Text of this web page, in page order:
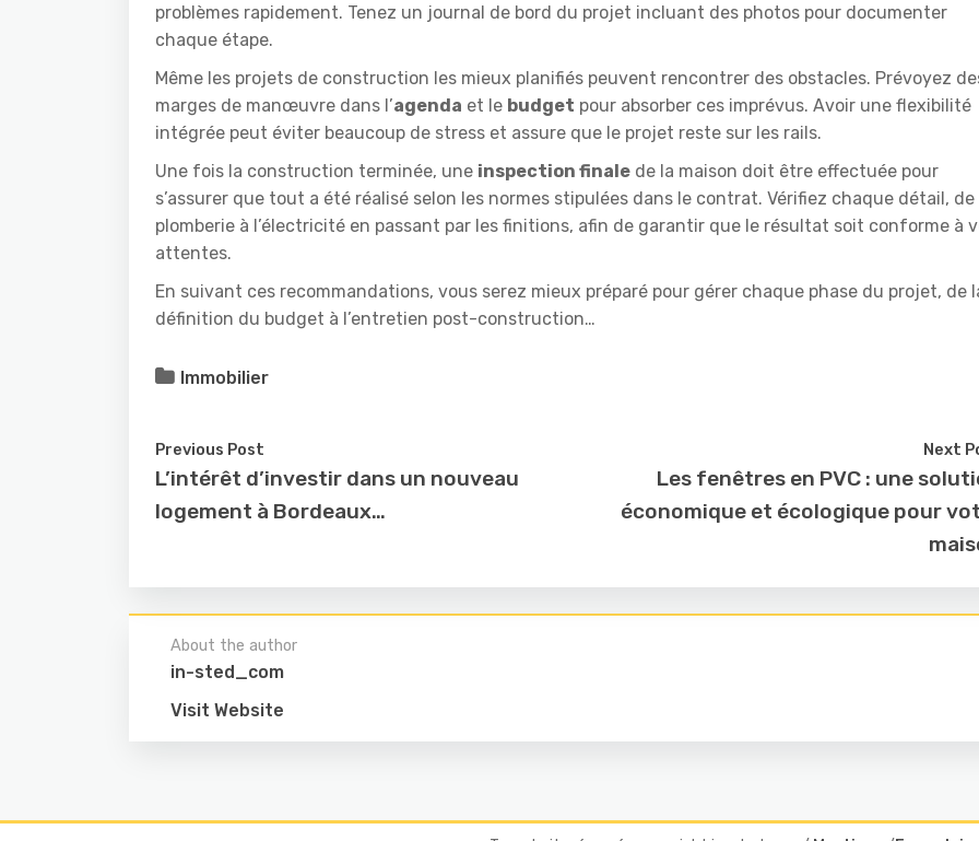
problèmes rapidement. Tenez un journal de bord du projet incluant des photos pour documenter
chaque étape.
Même les projets de construction les mieux planifiés peuvent rencontrer des obstacles. Prévoyez
marges de manœuvre dans l’agenda et le budget pour absorber ces imprévus. Avoir une flexibilité
intégrée peut éviter beaucoup de stress et assure que le projet reste sur les rails.
Une fois la construction terminée, une inspection finale de la maison doit être effectuée pour
s’assurer que tout a été réalisé selon les normes stipulées dans le contrat. Vérifiez chaque détail, de
plomberie à l’électricité en passant par les finitions, afin de garantir que le résultat soit conforme à
attentes.
En suivant ces recommandations, vous serez mieux préparé pour gérer chaque phase du projet, de
définition du budget à l’entretien post-construction…
Immobilier
Previous Post
L’intérêt d’investir dans un nouveau
logement à Bordeaux…
Next
Les fenêtres en PVC : une
économique et écologique pour
About the author
in-sted_com
Visit Website